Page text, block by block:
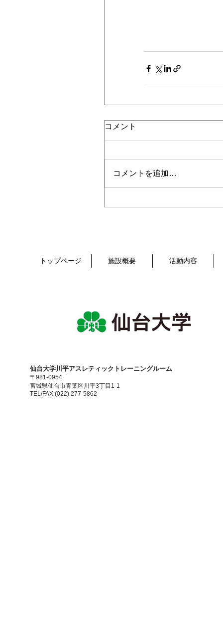
コメント
コメントを追加…
トップページ 施設概要 活動内容
​仙台大学川平アスレティックトレーニングルーム
〒981-0954
宮城県仙台市青葉区川平3丁目1-1
TEL/FAX (022) 277-5862